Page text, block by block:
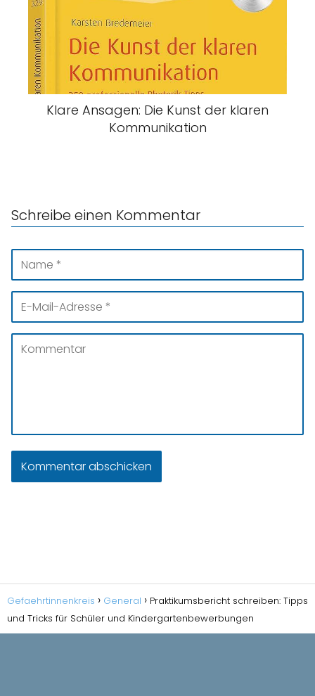
Klare Ansagen: Die Kunst der klaren
Kommunikation
Schreibe einen Kommentar
Gefaehrtinnenkreis General
Praktikumsbericht schreiben: Tipps
und Tricks für Schüler und Kindergartenbewerbungen